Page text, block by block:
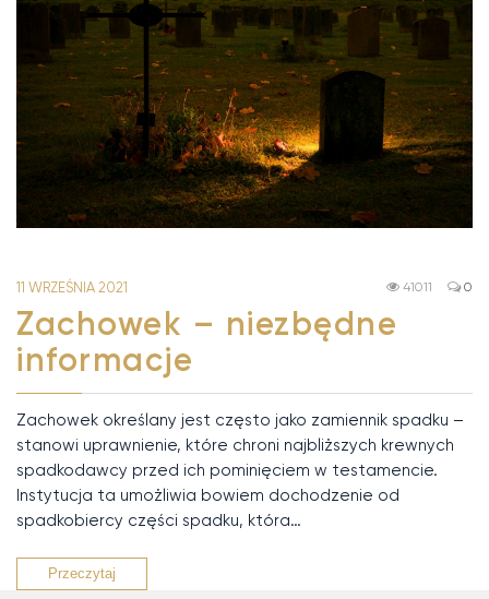
11 WRZEŚNIA 2021 0
41011
Zachowek – niezbędne
informacje
Zachowek określany jest często jako zamiennik spadku –
stanowi uprawnienie, które chroni najbliższych krewnych
spadkodawcy przed ich pominięciem w testamencie.
Instytucja ta umożliwia bowiem dochodzenie od
spadkobiercy części spadku, która…
Przeczytaj